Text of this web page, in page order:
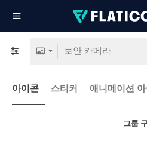
아이콘 스티커 애니메이션
그룹